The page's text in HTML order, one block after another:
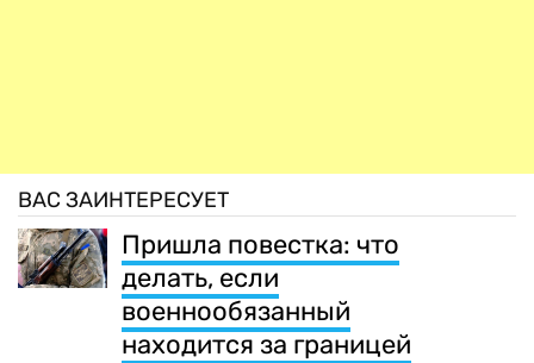
ВАС ЗАИНТЕРЕСУЕТ
Пришла повестка: что
делать, если
военнообязанный
находится за границей